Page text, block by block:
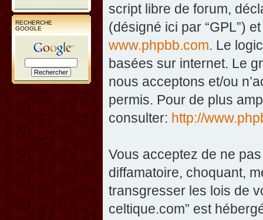
RECHERCHE
GOOGLE
script libre de forum,
(désigné ici par “GPL”)
www.phpbb.com. Le
basées sur internet. Le
nous acceptons et/ou
permis. Pour de plus
consulter: http://
Vous acceptez de ne
diffamatoire, choquant,
transgresser les lois de
celtique.com” est